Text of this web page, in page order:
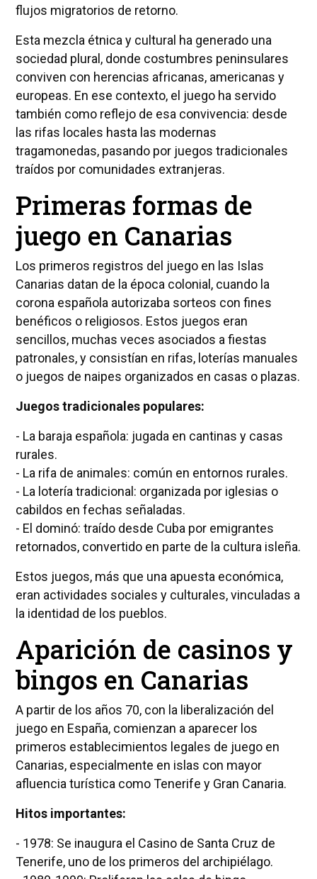
flujos migratorios de retorno.
Esta mezcla étnica y cultural ha generado una
sociedad plural, donde costumbres peninsulares
conviven con herencias africanas, americanas y
europeas. En ese contexto, el juego ha servido
también como reflejo de esa convivencia: desde
las rifas locales hasta las modernas
tragamonedas, pasando por juegos tradicionales
traídos por comunidades extranjeras.
Primeras formas de
juego en Canarias
Los primeros registros del juego en las Islas
Canarias datan de la época colonial, cuando la
corona española autorizaba sorteos con fines
benéficos o religiosos. Estos juegos eran
sencillos, muchas veces asociados a fiestas
patronales, y consistían en rifas, loterías manuales
o juegos de naipes organizados en casas o plazas.
Juegos tradicionales populares:
- La baraja española: jugada en cantinas y casas
rurales.
- La rifa de animales: común en entornos rurales.
- La lotería tradicional: organizada por iglesias o
cabildos en fechas señaladas.
- El dominó: traído desde Cuba por emigrantes
retornados, convertido en parte de la cultura isleña.
Estos juegos, más que una apuesta económica,
eran actividades sociales y culturales, vinculadas a
la identidad de los pueblos.
Aparición de casinos y
bingos en Canarias
A partir de los años 70, con la liberalización del
juego en España, comienzan a aparecer los
primeros establecimientos legales de juego en
Canarias, especialmente en islas con mayor
afluencia turística como Tenerife y Gran Canaria.
Hitos importantes:
- 1978: Se inaugura el Casino de Santa Cruz de
Tenerife, uno de los primeros del archipiélago.